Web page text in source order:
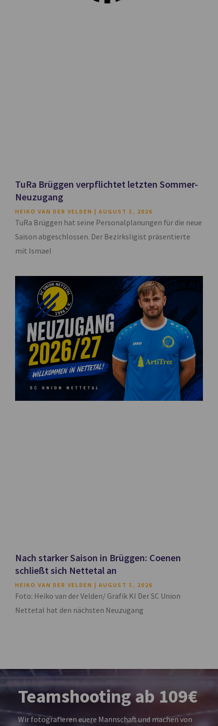
TuRa Brüggen verpflichtet letzten Sommer-
Neuzugang
HEIKO VAN DER VELDEN AUGUST 5, 2026
TuRa Brüggen hat seine Personalplanungen für die neue
Saison abgeschlossen. Der Bezirksligist präsentierte
mit Ismael
Nach starker Saison in Brüggen: Coenen
schließt sich Nettetal an
HEIKO VAN DER VELDEN AUGUST 5, 2026
Foto: Heiko van der Velden/ Grafik KI Der SC Union
Nettetal hat den nächsten Neuzugang
Teamshooting ab 109€
Wir fotografieren euere Mannschaft und machen von